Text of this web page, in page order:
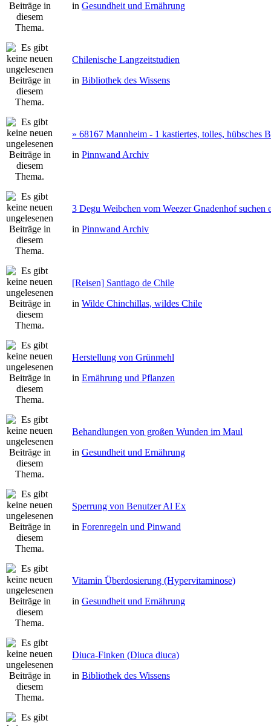
in Gesundheit und Ernährung
Chilenische Langzeitstudien
in Bibliothek des Wissens
» 68167 Mannheim - 1 kastiertes, tolles, hübsches
in Pinnwand Archiv
3 Degu Weibchen vom Weezer Gnadenhof suchen
in Pinnwand Archiv
[Reisen] Santiago de Chile
in Wilde Chinchillas, wildes Chile
Herstellung von Grünmehl
in Ernährung und Pflanzen
Behandlungen von großen Wunden im Maul
in Gesundheit und Ernährung
Sperrung von Benutzer Al Ex
in Forenregeln und Pinwand
Vitamin Überdosierung (Hypervitaminose)
in Gesundheit und Ernährung
Diuca-Finken (Diuca diuca)
in Bibliothek des Wissens